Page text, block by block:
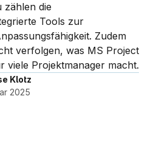
zählen die
Tools zur
Zudem
verfolgen, was MS Project
viele Projektmanager macht.
Klotz
2025